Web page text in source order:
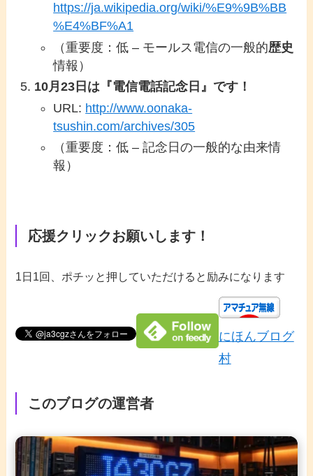
https://ja.wikipedia.org/wiki/%E9%9B%BB
%E4%BF%A1
（重要度：低 – モールス電信の一般的歴史
情報）
10月23日は『電信電話記念日』です！
URL: http://www.oonaka-
tsushin.com/archives/305
（重要度：低 – 記念日の一般的な由来情
報）
応援クリックお願いします！
1日1回、ポチッと押していただけると励みになります
にほんブログ
村
このブログの運営者